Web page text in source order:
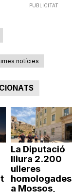
PUBLICITAT
notícies
La Diputació
lliura 2.200
ulleres
homologades
a Mossos,